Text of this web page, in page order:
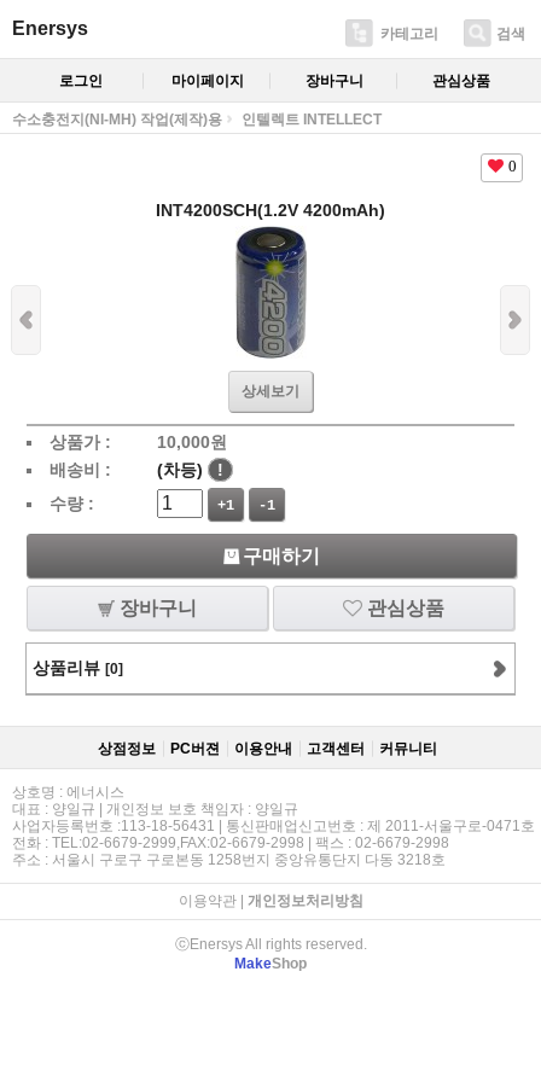
Enersys 카테고리 검색
로그인 마이페이지 장바구니 관심상품
수소충전지(NI-MH) 작업(제작)용 인텔렉트 INTELLECT
0
INT4200SCH(1.2V 4200mAh)
상세보기
상품가 : 10,000원
배송비 :
(차등)
!
수량 :
+1 -1
구매하기
장바구니 관심상품
상품리뷰 [0]
상점정보 PC버젼 이용안내 고객센터 커뮤니티
상호명 : 에너시스
대표 : 양일규 | 개인정보 보호 책임자 : 양일규
사업자등록번호 :113-18-56431 | 통신판매업신고번호 : 제 2011-서울구로-0471호
전화 : TEL:02-6679-2999,FAX:02-6679-2998 | 팩스 : 02-6679-2998
주소 : 서울시 구로구 구로본동 1258번지 중앙유통단지 다동 3218호
이용약관| 개인정보처리방침
ⓒEnersys All rights reserved.
MakeShop